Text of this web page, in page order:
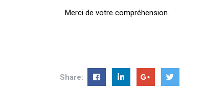
Merci de votre compréhension.
Share: